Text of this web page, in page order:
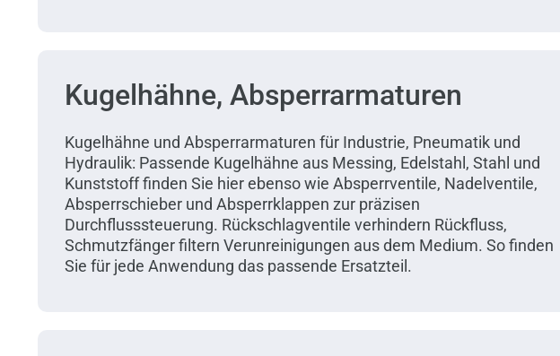
Kugelhähne, Absperrarmaturen
Kugelhähne und Absperrarmaturen für Industrie, Pneumatik und
Hydraulik: Passende Kugelhähne aus Messing, Edelstahl, Stahl und
Kunststoff finden Sie hier ebenso wie Absperrventile, Nadelventile,
Absperrschieber und Absperrklappen zur präzisen
Durchflusssteuerung. Rückschlagventile verhindern Rückfluss,
Schmutzfänger filtern Verunreinigungen aus dem Medium. So finden
Sie für jede Anwendung das passende Ersatzteil.